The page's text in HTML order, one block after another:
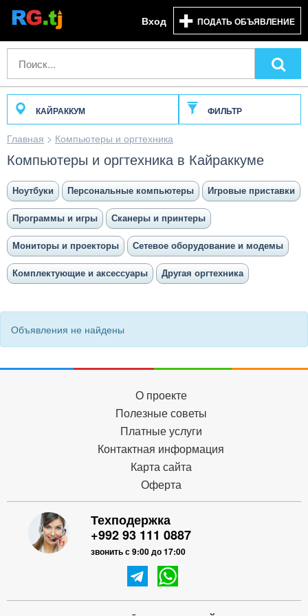
Вход ПОДАТЬ ОБЪЯВЛЕНИЕ
КАЙРАККУМ ФИЛЬТР
Главная > Компьютеры и оргтехника
Компьютеры и оргтехника в Кайраккуме
Ноутбуки Персональные компьютеры Игровые приставки
Программы и игры Сканеры и принтеры
Мониторы и проекторы Сетевое оборудование и модемы
Комплектующие и аксессуары Другая оргтехника
Объявления не найдены
О проекте
Полезные советы
Платные услуги
Контактная информация
Карта сайта
Оферта
Техподержка
+992 93 111 0887
звонить с 9:00 до 17:00